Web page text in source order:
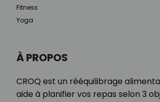
À PROPOS
CROQ est un rééquilibrage
aide à planifier vos repas selon 3
Fitness
Yoga